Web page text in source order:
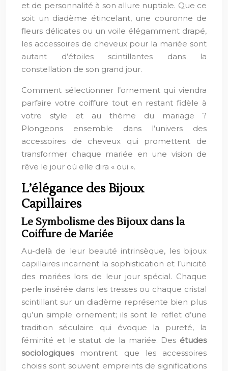
et de personnalité à son allure nuptiale. Que ce
soit un diadème étincelant, une couronne de
fleurs délicates ou un voile élégamment drapé,
les accessoires de cheveux pour la mariée sont
autant d’étoiles scintillantes dans la
constellation de son grand jour.
Comment sélectionner l’ornement qui viendra
parfaire votre coiffure tout en restant fidèle à
votre style et au thème du mariage ?
Plongeons ensemble dans l’univers des
accessoires de cheveux qui promettent de
transformer chaque mariée en une vision de
rêve le jour où elle dira « oui ».
L’élégance des Bijoux
Capillaires
Le Symbolisme des Bijoux dans la
Coiffure de Mariée
Au-delà de leur beauté intrinsèque, les bijoux
capillaires incarnent la sophistication et l’unicité
des mariées lors de leur jour spécial. Chaque
perle insérée dans les tresses ou chaque cristal
scintillant sur un diadème représente bien plus
qu’un simple ornement; ils sont le reflet d’une
tradition séculaire qui évoque la pureté, la
féminité et le statut de la mariée. Des études
sociologiquesmontrent que les accessoires
choisis sont souvent empreints de significations